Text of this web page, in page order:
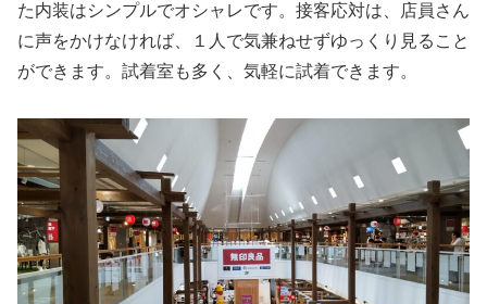
た内装はシンプルでオシャレです。接客応対は、店員さん
に声をかけなければ、１人で気兼ねせずゆっくり見ること
ができます。試着室も多く、気軽に試着できます。